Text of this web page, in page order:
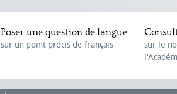
Poser une question de langue
sur un point précis de français
sur le